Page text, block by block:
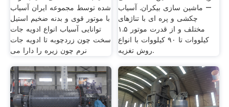
شده توسط مجموعه ایران آسیاب
با موتور قوی و بدنه ضخیم استیل
توانایی آسیاب انواع ادویه جات
سخت چون زردچوبه تا ادویه جات
نرم چون زیره را دارا می
– ماشین سازی بیکران. آسیاب
چکشی و پره ای با تناژهای
مختلف و از قدرت موتور ۱.۵
کیلووات تا ۹۰ کیلووات با انواع
روش تغزیه.